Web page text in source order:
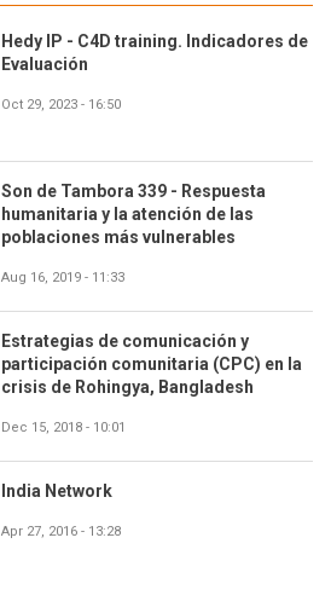
Hedy IP - C4D training. Indicadores de
Evaluación
Oct 29, 2023 - 16:50
Son de Tambora 339 - Respuesta
humanitaria y la atención de las
poblaciones más vulnerables
Aug 16, 2019 - 11:33
Estrategias de comunicación y
participación comunitaria (CPC) en la
crisis de Rohingya, Bangladesh
Dec 15, 2018 - 10:01
India Network
Apr 27, 2016 - 13:28